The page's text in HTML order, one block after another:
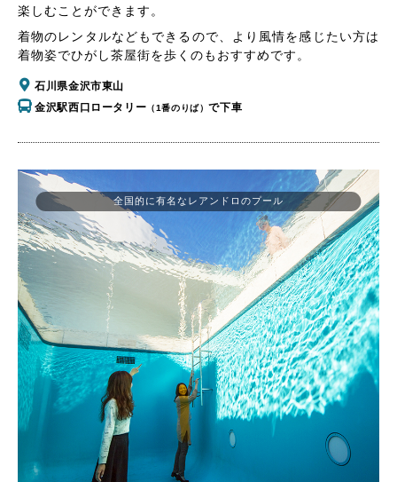
楽しむことができます。
着物のレンタルなどもできるので、より風情を感じたい方は
着物姿でひがし茶屋街を歩くのもおすすめです。
石川県金沢市東山
金沢駅西口ロータリー （1番のりば）で下車
全国的に有名なレアンドロのプール